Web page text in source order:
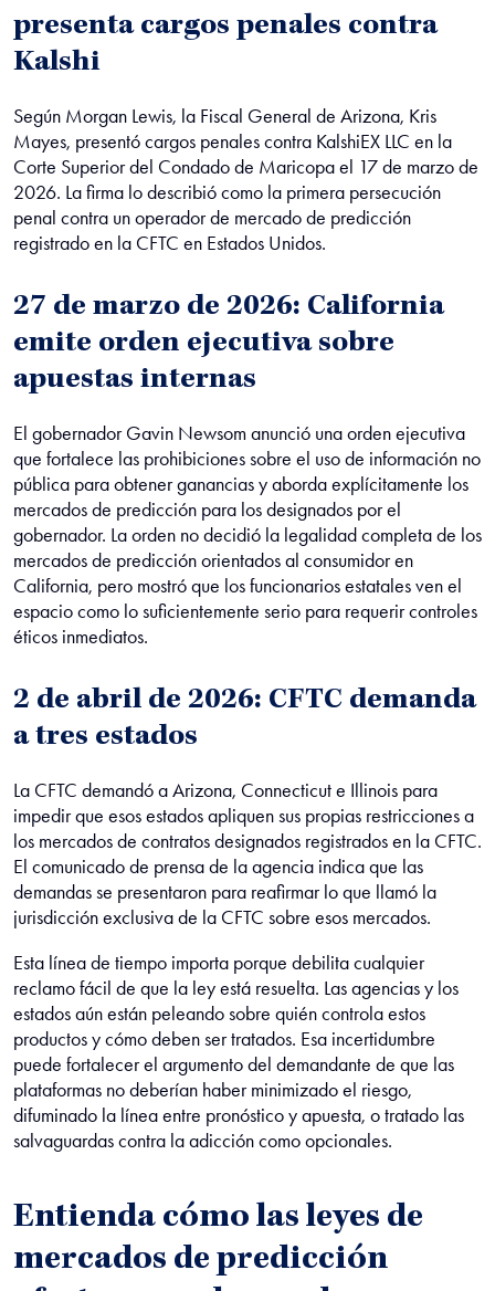
presenta cargos penales contra
Kalshi
Según Morgan Lewis, la Fiscal General de Arizona, Kris
Mayes, presentó cargos penales contra KalshiEX LLC en la
Corte Superior del Condado de Maricopa el 17 de marzo de
2026. La firma lo describió como la primera persecución
penal contra un operador de mercado de predicción
registrado en la CFTC en Estados Unidos.
27 de marzo de 2026: California
emite orden ejecutiva sobre
apuestas internas
El gobernador Gavin Newsom anunció una orden ejecutiva
que fortalece las prohibiciones sobre el uso de información no
pública para obtener ganancias y aborda explícitamente los
mercados de predicción para los designados por el
gobernador. La orden no decidió la legalidad completa de los
mercados de predicción orientados al consumidor en
California, pero mostró que los funcionarios estatales ven el
espacio como lo suficientemente serio para requerir controles
éticos inmediatos.
2 de abril de 2026: CFTC demanda
a tres estados
La CFTC demandó a Arizona, Connecticut e Illinois para
impedir que esos estados apliquen sus propias restricciones a
los mercados de contratos designados registrados en la CFTC.
El comunicado de prensa de la agencia indica que las
demandas se presentaron para reafirmar lo que llamó la
jurisdicción exclusiva de la CFTC sobre esos mercados.
Esta línea de tiempo importa porque debilita cualquier
reclamo fácil de que la ley está resuelta. Las agencias y los
estados aún están peleando sobre quién controla estos
productos y cómo deben ser tratados. Esa incertidumbre
puede fortalecer el argumento del demandante de que las
plataformas no deberían haber minimizado el riesgo,
difuminado la línea entre pronóstico y apuesta, o tratado las
salvaguardas contra la adicción como opcionales.
Entienda cómo las leyes de
mercados de predicción